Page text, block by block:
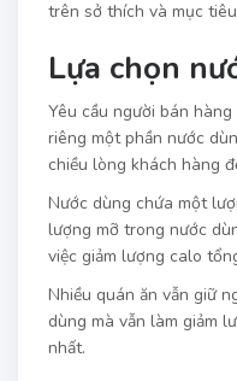
trên sở thích và mục
Lựa chọn
Yêu cầu người bán
riêng một phần nước
chiều lòng khách hàng
Nước dùng chứa một
lượng mỡ trong nước
việc giảm lượng calo
Nhiều quán ăn vẫn giữ
dùng mà vẫn làm giảm
nhất.